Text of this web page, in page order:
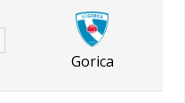
Gorica